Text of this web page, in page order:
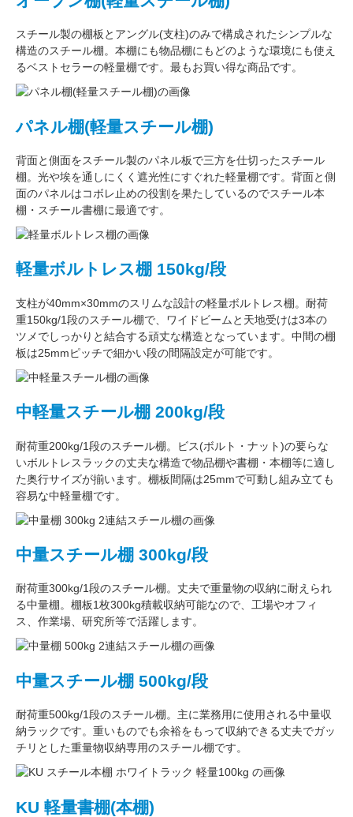
スチール製の棚板 と アングル(支柱)のみで構成されたシンプルな
構造のスチール棚。本棚にも物品棚にもどのような環境にも使え
るベストセラーの軽量棚です。最もお買い得な商品です。
パネル棚(軽量スチール棚)
背面と側面をスチール製のパネル板で三方を仕切った スチール
棚。 光や埃を通しにくく遮光性にすぐれた軽量棚です。背面と側
面のパネルはコボレ止めの役割を果たしているのでスチール本
棚・スチール書棚に最適です。
軽量ボルトレス棚 150kg/段
支柱が40mm×30mmのスリムな設計の軽量ボルトレス棚。 耐荷
重150kg/1段のスチール棚で、ワイドビームと天地受けは3本の
ツメでしっかりと結合する頑丈な構造となっています。中間の棚
板は25mmピッチで細かい段の間隔設定が可能です。
中軽量スチール棚 200kg/段
耐荷重200kg/1段のスチール棚。ビス(ボルト・ナット)の要らな
いボルトレスラックの丈夫な構造で物品棚や書棚・本棚等に適し
た奥行サイズが揃います。 棚板間隔は25mmで可動し組み立ても
容易な中軽量棚です。
中量スチール棚 300kg/段
耐荷重300kg/1段のスチール棚。丈夫で重量物の収納に耐えられ
る中量棚。 棚板1枚300kg積載収納可能なので、工場やオフィ
ス、作業場、研究所等で活躍します。
中量スチール棚 500kg/段
耐荷重500kg/1段のスチール棚。主に業務用に使用される中量収
納ラックです。重いものでも余裕をもって収納できる丈夫でガッ
チリとした重量物収納専用のスチール棚です。
KU 軽量書棚(本棚)